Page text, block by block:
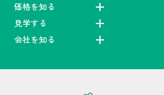
価格を知る
見学する
会社を知る